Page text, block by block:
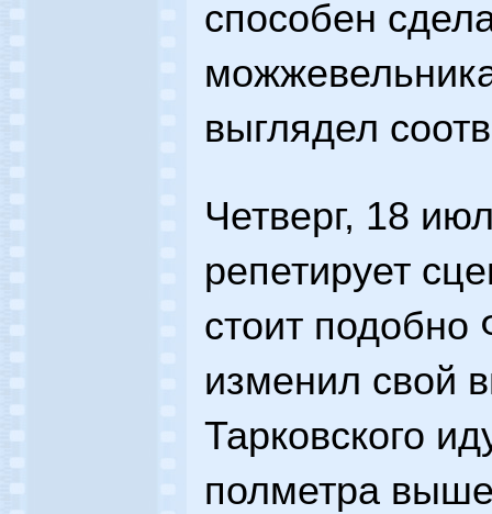
способен
выглядел
Четверг, 18
репетирует
стоит подобно
изменил свой
Тарковского
полметра